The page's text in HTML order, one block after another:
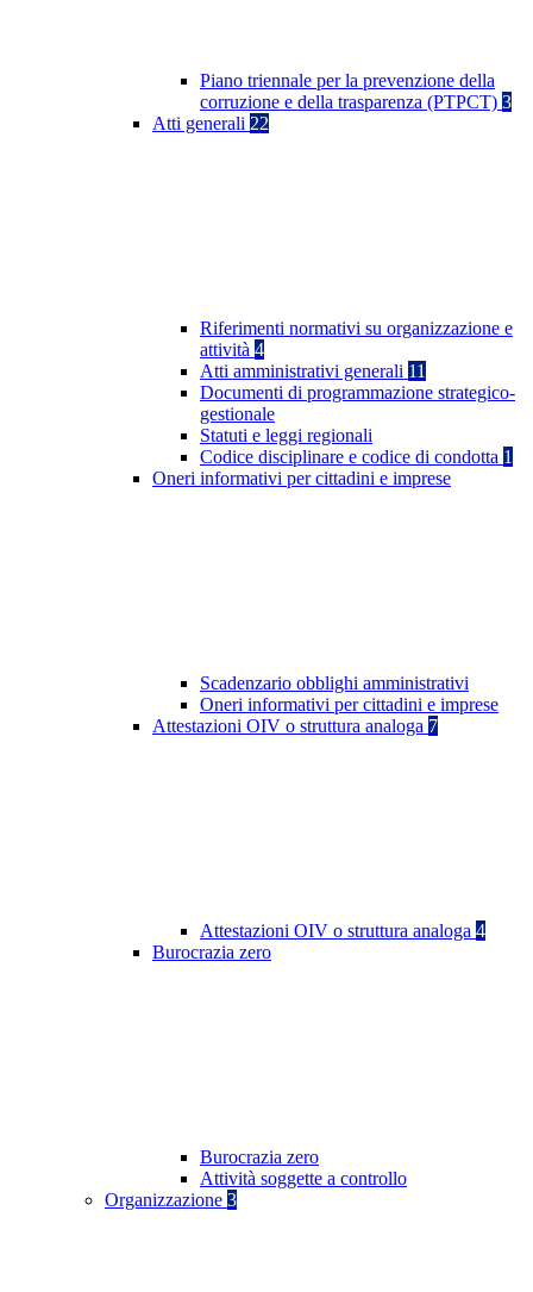
Piano triennale per la prevenzione della
corruzione e della trasparenza (PTPCT) 3
Atti generali 22
Riferimenti normativi su organizzazione e
attività 4
Atti amministrativi generali 11
Documenti di programmazione strategico-
gestionale
Statuti e leggi regionali
Codice disciplinare e codice di condotta 1
Oneri informativi per cittadini e imprese
Scadenzario obblighi amministrativi
Oneri informativi per cittadini e imprese
Attestazioni OIV o struttura analoga 7
Attestazioni OIV o struttura analoga 4
Burocrazia zero
Burocrazia zero
Attività soggette a controllo
Organizzazione 3